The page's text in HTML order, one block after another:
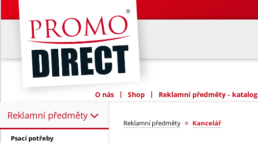
O nás | Shop | Reklamní předměty - katalog
Reklamní předměty
Reklamní předměty:
Psací potřeby
Kancelář
Reklamní předměty » Kancelář